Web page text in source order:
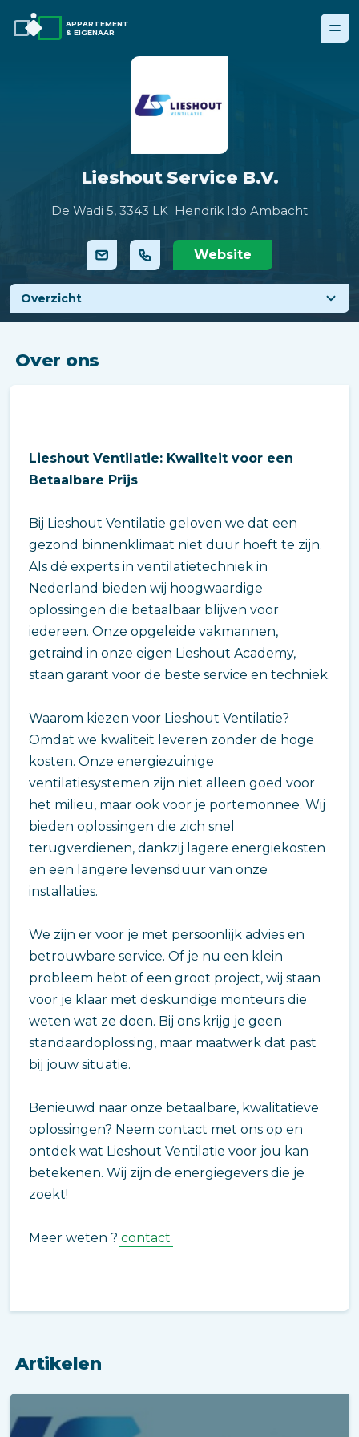
APPARTEMENT
& EIGENAAR
Lieshout Service B.V.
De Wadi 5, 3343 LK Hendrik Ido Ambacht
Website
Overzicht
Over ons
Lieshout Ventilatie: Kwaliteit voor een
Betaalbare Prijs
Bij Lieshout Ventilatie geloven we dat een
gezond binnenklimaat niet duur hoeft te zijn.
Als dé experts in ventilatietechniek in
Nederland bieden wij hoogwaardige
oplossingen die betaalbaar blijven voor
iedereen. Onze opgeleide vakmannen,
getraind in onze eigen Lieshout Academy,
staan garant voor de beste service en techniek.
Waarom kiezen voor Lieshout Ventilatie?
Omdat we kwaliteit leveren zonder de hoge
kosten. Onze energiezuinige
ventilatiesystemen zijn niet alleen goed voor
het milieu, maar ook voor je portemonnee. Wij
bieden oplossingen die zich snel
terugverdienen, dankzij lagere energiekosten
en een langere levensduur van onze
installaties.
We zijn er voor je met persoonlijk advies en
betrouwbare service. Of je nu een klein
probleem hebt of een groot project, wij staan
voor je klaar met deskundige monteurs die
weten wat ze doen. Bij ons krijg je geen
standaardoplossing, maar maatwerk dat past
bij jouw situatie.
Benieuwd naar onze betaalbare, kwalitatieve
oplossingen? Neem contact met ons op en
ontdek wat Lieshout Ventilatie voor jou kan
betekenen. Wij zijn de energiegevers die je
zoekt!
Meer weten ? contact
Artikelen